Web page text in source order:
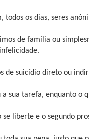
os dias, seres
de família ou
de suicídio direto ou
sua tarefa, enquanto o
liberte e o segundo